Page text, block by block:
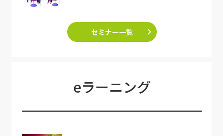
セミナー一覧
eラーニング